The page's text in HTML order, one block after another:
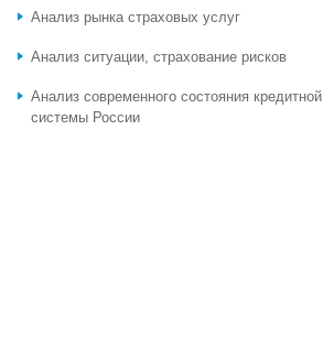
Анализ рынка страховых услуг
Анализ ситуации, страхование рисков
Анализ современного состояния кредитной
системы России